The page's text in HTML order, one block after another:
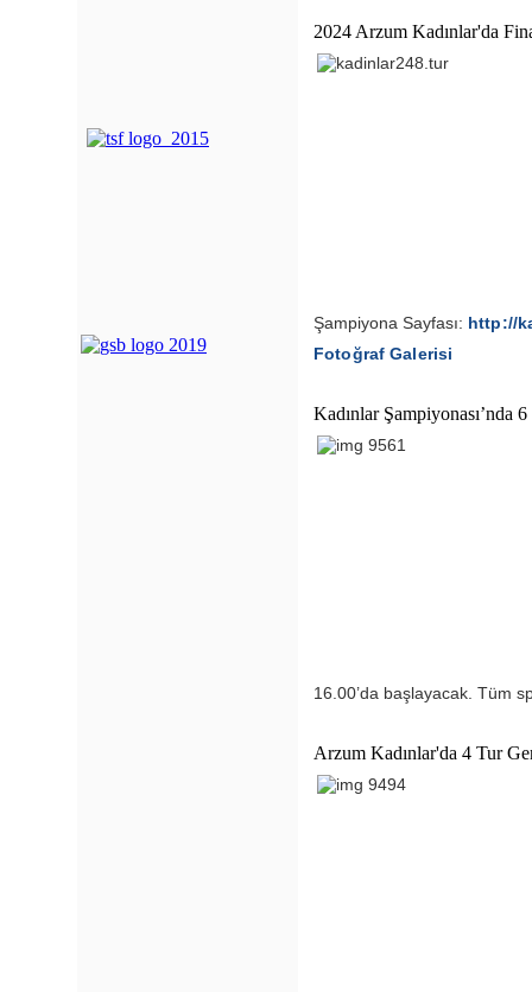
2024 Arzum Kadınlar'da
Şampiyona Sayfası: http://
Fotoğraf Galerisi
Kadınlar Şampiyonası’nda
16.00’da başlayacak. Tüm
Arzum Kadınlar'da 4 Tur